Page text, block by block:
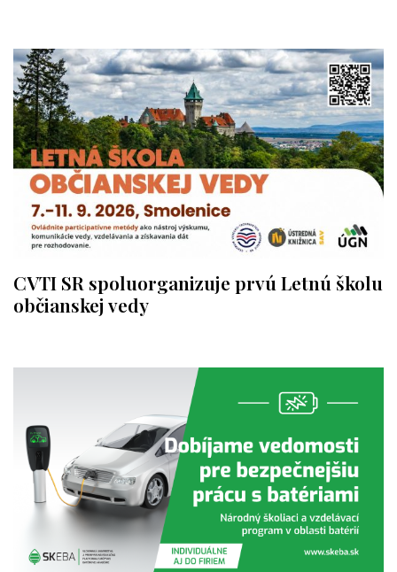
CVTI SR spoluorganizuje prvú Letnú školu
občianskej vedy